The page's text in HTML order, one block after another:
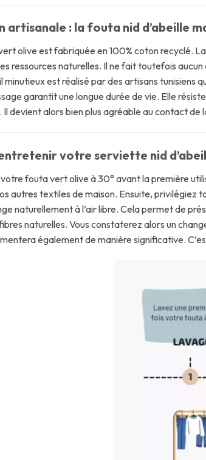
artisanale : la fouta nid d’abeille
olive est fabriquée en 100% coton recyclé.
ressources naturelles. Il ne fait toutefois
minutieux est réalisé par des artisans tunisiens
garantit une longue durée de vie. Elle
devient alors bien plus agréable au contact
votre serviette nid
fouta vert olive à 30° avant la première
autres textiles de maison. Ensuite,
naturellement à l’air libre. Cela permet de
naturelles. Vous constaterez alors un
également de manière significative.